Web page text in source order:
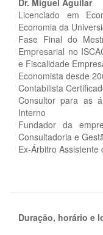
Dr. Miguel Aguilar
Licenciado em
Economia da
Fase Final do
Empresarial no
e Fiscalidade
Economista desde
Contabilista
Consultor para as
Interno
Fundador da
Consultadoria e
Ex-Árbitro
Duração, horário e